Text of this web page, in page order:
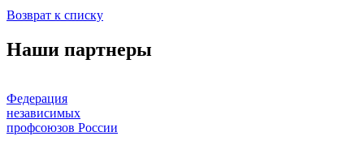
Возврат к списку
Наши партнеры
Федерация
независимых
профсоюзов России